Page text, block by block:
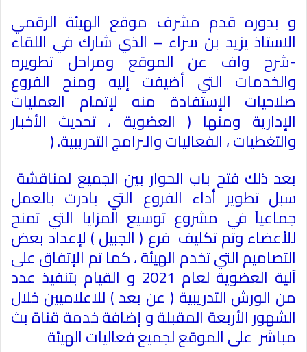
و بدوره قدم مشرف موقع الهيئة الرقمي
الاستاذ يزيد بن سراء – الذي شارك في اللقاء
-شرح واف عن الموقع ومراحل تطويره
والخدمات التي أضيفت إليه ومنح الفروع
صلاحيات الإستفادة منه لإتمام العمليات
الإدارية ومنها ( العضوية ، تحديث الأخبار
والتغطيات ، الفعاليات والبرامج التدريبية) .
بعد ذلك فتح باب الحوار بين الجميع لمناقشة
سبل تطوير أداء الفروع التي بادرت بالعمل
جماعياً في مشروع توسيع المزايا التي تمنح
للأعضاء وتم تكليف فرع ( الجبيل ) لإعداد بعض
التصاميم التي تخدم الهيئة ، كما تم الإتفاق على
آلية العضوية لعام 2021 و القيام بتنفيذ عدد
من الورش التدريبية ( عن بعد ) للاعلاميين خلال
الشهور الأربعة المقبلة و إضافة خدمة قناة بث
مباشر على الموقع لجميع فعاليات الهيئة